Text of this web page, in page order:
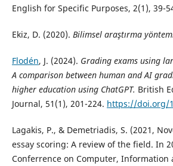
English for Specific Purposes, 2(1), 39-
Ekiz, D. (2020). Bilimsel araştırma
Flodén, J. (2024). Grading exams using
A comparison between human and AI
higher education using ChatGPT. British
Journal, 51(1), 201-224. https://doi.org/
Lagakis, P., & Demetriadis, S. (2021,
essay scoring: A review of the field. In
Conferrence on Computer, Information